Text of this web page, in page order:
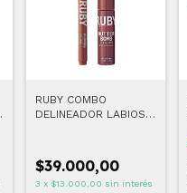
RUBY COMBO
DELINEADOR LABIOS
$39.000,00
3 x $13.000,00 sin interés